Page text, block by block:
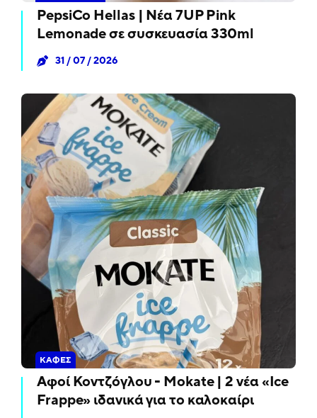
PepsiCo Hellas | Νέα 7UP Pink
Lemonade σε συσκευασία 330ml
31 / 07 / 2026
ΚΑΦΈΣ
Αφοί Κοντζόγλου - Mokate | 2 νέα «Ice
Frappe» ιδανικά για το καλοκαίρι